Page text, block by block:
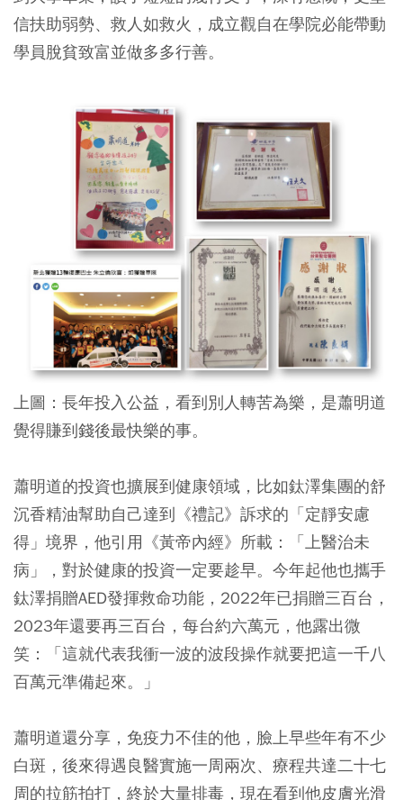
信扶助弱勢、救人如救火，成立觀自在學院必能帶動
學員脫貧致富並做多多行善。
上圖：長年投入公益，看到別人轉苦為樂，是蕭明道
覺得賺到錢後最快樂的事。
蕭明道的投資也擴展到健康領域，比如鈦澤集團的舒
沉香精油幫助自己達到《禮記》訴求的「定靜安慮
得」境界，他引用《黃帝內經》所載：「上醫治未
病」，對於健康的投資一定要趁早。今年起他也攜手
鈦澤捐贈AED發揮救命功能，2022年已捐贈三百台，
2023年還要再三百台，每台約六萬元，他露出微
笑：「這就代表我衝一波的波段操作就要把這一千八
百萬元準備起來。」
蕭明道還分享，免疫力不佳的他，臉上早些年有不少
白斑，後來得遇良醫實施一周兩次、療程共達二十七
周的拉筋拍打，終於大量排毒，現在看到他皮膚光滑